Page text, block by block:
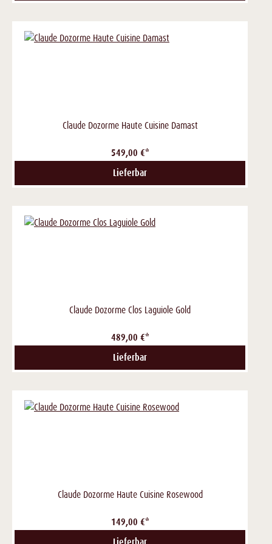
Claude Dozorme Haute Cuisine Damast
549,00 €*
Lieferbar
Claude Dozorme Clos Laguiole Gold
489,00 €*
Lieferbar
Claude Dozorme Haute Cuisine Rosewood
149,00 €*